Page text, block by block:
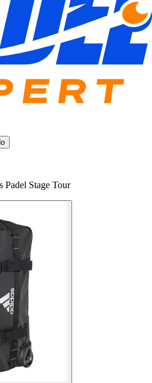
Padel Stage Tour